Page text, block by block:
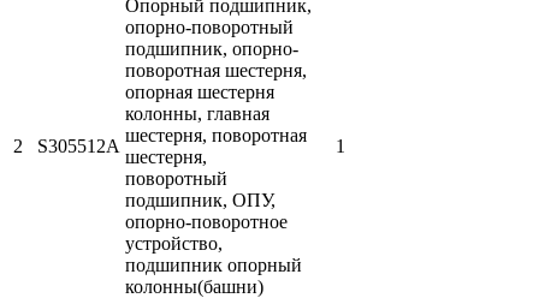
2 S305512A
Опорный подшипник,
опорно-поворотный
подшипник, опорно-
поворотная шестерня,
опорная шестерня
колонны, главная
шестерня, поворотная
шестерня,
поворотный
подшипник, ОПУ,
опорно-поворотное
устройство,
подшипник опорный
колонны(башни)
1